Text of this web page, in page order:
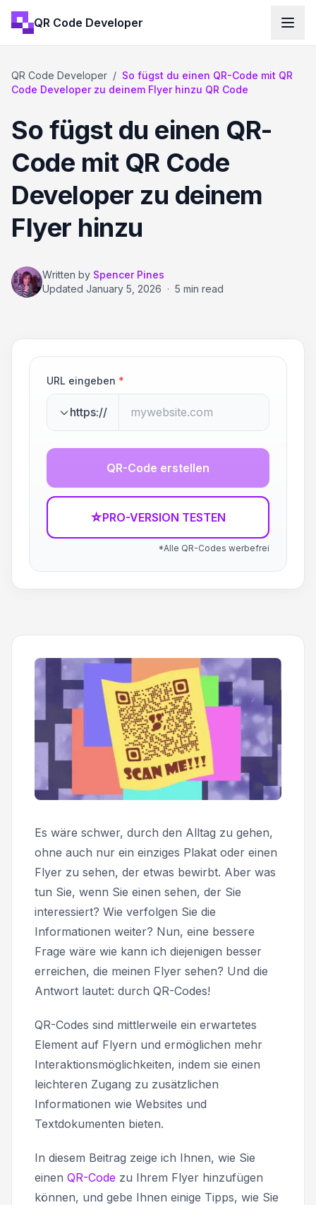
QR Code Developer
QR Code Developer / So fügst du einen QR-Code mit QR
Code Developer zu deinem Flyer hinzu QR Code
So fügst du einen QR-
Code mit QR Code
Developer zu deinem
Flyer hinzu
Written by Spencer Pines
Updated January 5, 2026 · 5 min read
URL eingeben *
https://
QR-Code erstellen
☆PRO-VERSION TESTEN
*Alle QR-Codes werbefrei
Es wäre schwer, durch den Alltag zu gehen,
ohne auch nur ein einziges Plakat oder einen
Flyer zu sehen, der etwas bewirbt. Aber was
tun Sie, wenn Sie einen sehen, der Sie
interessiert? Wie verfolgen Sie die
Informationen weiter? Nun, eine bessere
Frage wäre wie kann ich diejenigen besser
erreichen, die meinen Flyer sehen? Und die
Antwort lautet: durch QR-Codes!
QR-Codes sind mittlerweile ein erwartetes
Element auf Flyern und ermöglichen mehr
Interaktionsmöglichkeiten, indem sie einen
leichteren Zugang zu zusätzlichen
Informationen wie Websites und
Textdokumenten bieten.
In diesem Beitrag zeige ich Ihnen, wie Sie
einen QR-Code zu Ihrem Flyer hinzufügen
können, und gebe Ihnen einige Tipps, wie Sie